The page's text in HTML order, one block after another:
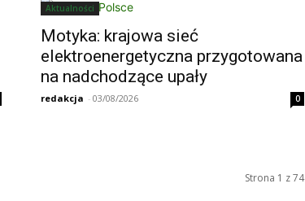
Aktualności
Motyka: krajowa sieć
elektroenergetyczna przygotowana
na nadchodzące upały
redakcja - 03/08/2026 0
Strona 1 z 74